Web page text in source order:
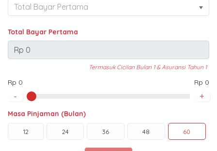
Total Bayar Pertama
Termasuk Cicilan Bulan 1 & Asuransi Tahun 1
Rp 0 Rp 0
- +
Masa Pinjaman (Bulan)
12 24 36 48 60